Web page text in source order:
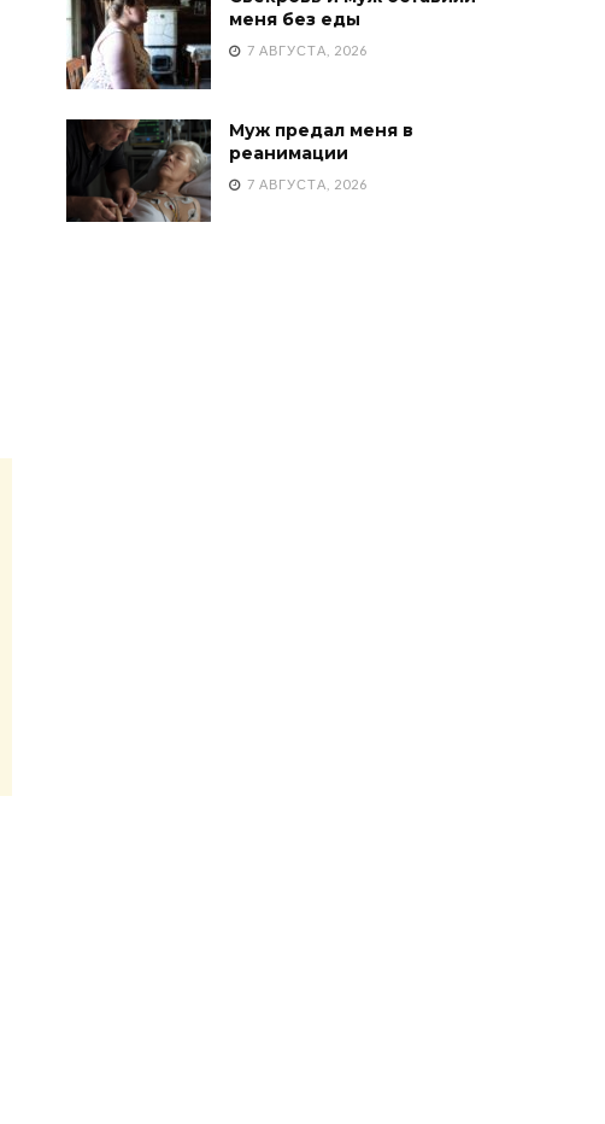
меня без еды
7 АВГУСТА, 2026
Муж предал меня в
реанимации
7 АВГУСТА, 2026